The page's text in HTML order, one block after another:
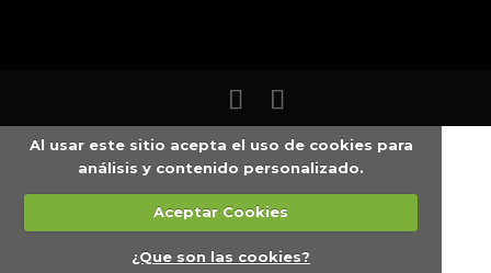
Al usar este sitio acepta el uso de cookies para
análisis y contenido personalizado.
Aceptar Cookies
¿Que son las cookies?